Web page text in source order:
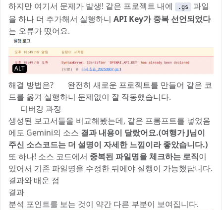
하지만 여기서 문제가 발생! 같은 프로젝트 내에 .gs
파일
을 하나 더 추가해서 실행하니 API Key가 중복 선언되었다
는 오류가 떴어요.
ALT
해결 방법은? 👉 완전히 새로운 프로젝트를 만들어 같은 코
드를 옮겨 실행하니 문제없이 잘 작동했습니다.
🔍 디버깅 과정
생성된 보고서들을 비교해봤는데, 같은 프롬프트를 넣었음
에도 Gemini의 소스 결과 내용이 달랐어요.(여행가 J님이
주신 소스코드는 더 설명이 자세한 느낌이라 좋았습니다.)
또 하나! 소스 코드에서 중복된 파일명을 체크하는 로직이
있어서 기존 파일명을 수정한 뒤에야 실행이 가능했답니다.
결과와 배운 점
결과
분석 포인트를 보는 것이 약간 다른 부분이 보여집니다.